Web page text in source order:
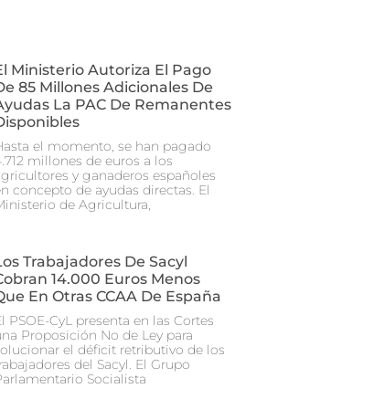
Ministerio Autoriza El Pago
85 Millones Adicionales De
La PAC De Remanentes
el momento, se han pagado
millones de euros a los
y ganaderos españoles
concepto de ayudas directas. El
de Agricultura,
Trabajadores De Sacyl
14.000 Euros Menos
En Otras CCAA De España
PSOE-CyL presenta en las Cortes
Proposición No de Ley para
el déficit retributivo de los
del Sacyl. El Grupo
Socialista